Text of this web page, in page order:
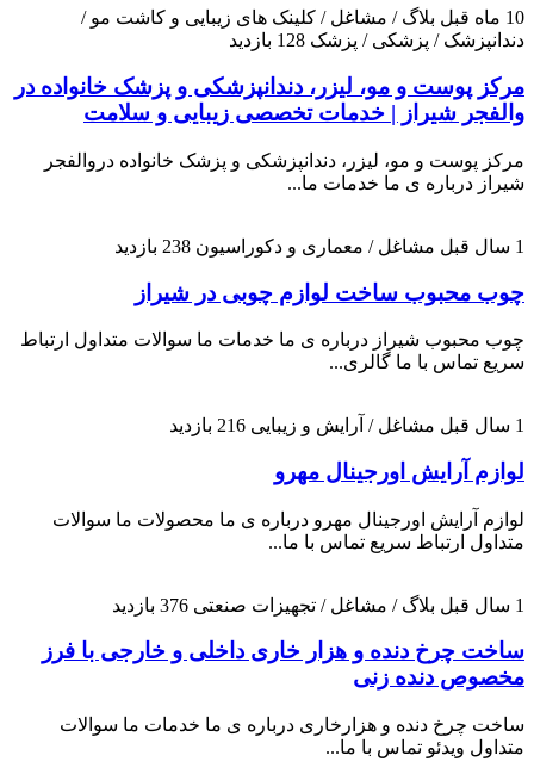
10 ماه قبل
بلاگ / مشاغل / کلینک های زیبایی و کاشت مو /
دندانپزشک / پزشکی / پزشک 128 بازدید
مرکز پوست و مو، لیزر، دندانپزشکی و پزشک خانواده در
والفجر شیراز | خدمات تخصصی زیبایی و سلامت
مرکز پوست و مو، لیزر، دندانپزشکی و پزشک خانواده دروالفجر
شیراز درباره ی ما خدمات ما...
1 سال قبل مشاغل / معماری و دکوراسیون 238 بازدید
چوب محبوب ساخت لوازم چوبی در شیراز
چوب محبوب شیراز درباره ی ما خدمات ما سوالات متداول ارتباط
سریع تماس با ما گالری...
1 سال قبل مشاغل / آرایش و زیبایی 216 بازدید
لوازم آرایش اورجینال مهرو
لوازم آرایش اورجینال مهرو درباره ی ما محصولات ما سوالات
متداول ارتباط سریع تماس با ما...
1 سال قبل بلاگ / مشاغل / تجهیزات صنعتی 376 بازدید
ساخت چرخ دنده و هزار خاری داخلی و خارجی با فرز
مخصوص دنده زنی
ساخت چرخ دنده و هزارخاری درباره ی ما خدمات ما سوالات
متداول ویدئو تماس با ما...